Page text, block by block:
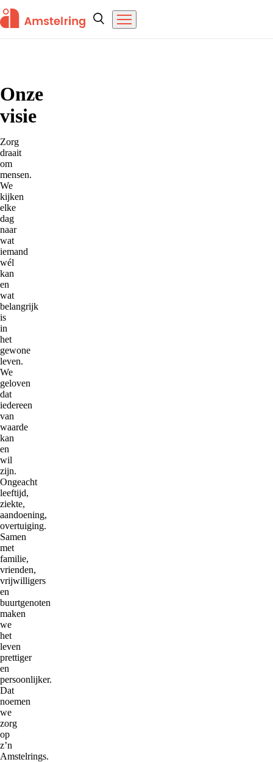
Overslaan en naar de inhoud gaan
Amstelring
ZoekenMenu
Onze
visie
Zorg
draait
om
mensen.
We
kijken
elke
dag
naar
wat
iemand
wél
kan
en
wat
belangrijk
is
in
het
gewone
leven.
We
geloven
dat
iedereen
van
waarde
kan
en
wil
zijn.
Ongeacht
leeftijd,
ziekte,
aandoening,
overtuiging.
Samen
met
familie,
vrienden,
vrijwilligers
en
buurtgenoten
maken
we
het
leven
prettiger
en
persoonlijker.
Dat
noemen
we
zorg
op
z’n
Amstelrings.